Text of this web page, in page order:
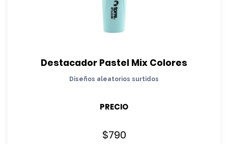
Destacador Pastel Mix Colores
Diseños aleatorios surtidos
PRECIO
$790